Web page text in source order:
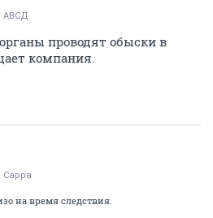
АВСД
проводят обыски в
компания.
Сарра
на время следствия.